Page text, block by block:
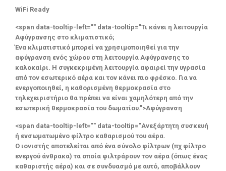
WiFi Ready
<span data-tooltip-left="" data-tooltip="Τι κάνει η λειτουργία
Αφύγρανσης στο κλιματιστικό;
Ένα κλιματιστικό μπορεί να χρησιμοποιηθεί για την
αφύγρανση ενός χώρου στη λειτουργία Αφύγρανσης το
καλοκαίρι. Η συγκεκριμένη λειτουργία αφαιρεί την υγρασία
από τον εσωτερικό αέρα και τον κάνει πιο φρέσκο. Για να
ενεργοποιηθεί, η καθορισμένη θερμοκρασία στο
τηλεχειριστήριο θα πρέπει να είναι χαμηλότερη από την
εσωτερική θερμοκρασία του δωματίου.”>Αφύγρανση
<span data-tooltip-left="" data-tooltip="Ανεξάρτητη συσκευή
ή ενσωματωμένο φίλτρο καθαρισμού του αέρα.
Ο ιονιστής αποτελείται από ένα σύνολο φίλτρων (πχ φίλτρο
ενεργού άνθρακα) τα οποία φιλτράρουν τον αέρα (όπως ένας
καθαριστής αέρα) και σε συνδυασμό με αυτό, αποβάλλουν